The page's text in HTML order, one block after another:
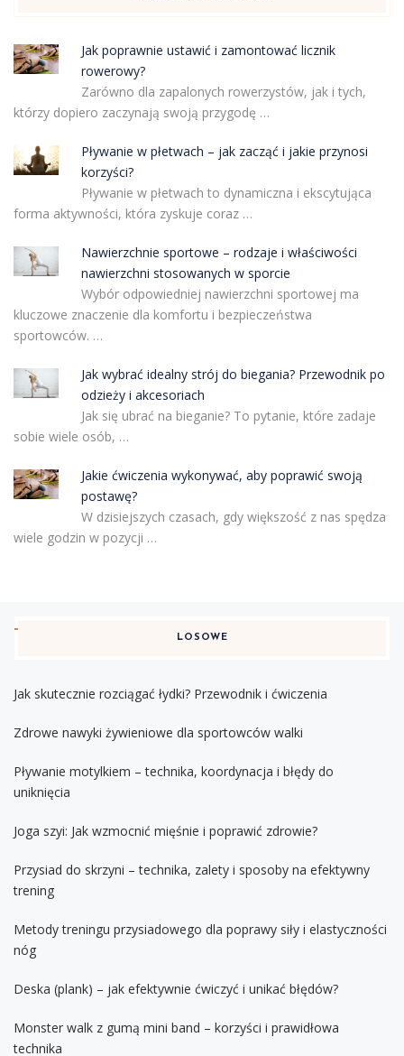
Jak poprawnie ustawić i zamontować licznik
rowerowy?
Zarówno dla zapalonych rowerzystów, jak i tych,
którzy dopiero zaczynają swoją przygodę …
Pływanie w płetwach – jak zacząć i jakie przynosi
korzyści?
Pływanie w płetwach to dynamiczna i ekscytująca
forma aktywności, która zyskuje coraz …
Nawierzchnie sportowe – rodzaje i właściwości
nawierzchni stosowanych w sporcie
Wybór odpowiedniej nawierzchni sportowej ma
kluczowe znaczenie dla komfortu i bezpieczeństwa
sportowców. …
Jak wybrać idealny strój do biegania? Przewodnik po
odzieży i akcesoriach
Jak się ubrać na bieganie? To pytanie, które zadaje
sobie wiele osób, …
Jakie ćwiczenia wykonywać, aby poprawić swoją
postawę?
W dzisiejszych czasach, gdy większość z nas spędza
wiele godzin w pozycji …
LOSOWE
Jak skutecznie rozciągać łydki? Przewodnik i ćwiczenia
Zdrowe nawyki żywieniowe dla sportowców walki
Pływanie motylkiem – technika, koordynacja i błędy do
uniknięcia
Joga szyi: Jak wzmocnić mięśnie i poprawić zdrowie?
Przysiad do skrzyni – technika, zalety i sposoby na efektywny
trening
Metody treningu przysiadowego dla poprawy siły i elastyczności
nóg
Deska (plank) – jak efektywnie ćwiczyć i unikać błędów?
Monster walk z gumą mini band – korzyści i prawidłowa
technika